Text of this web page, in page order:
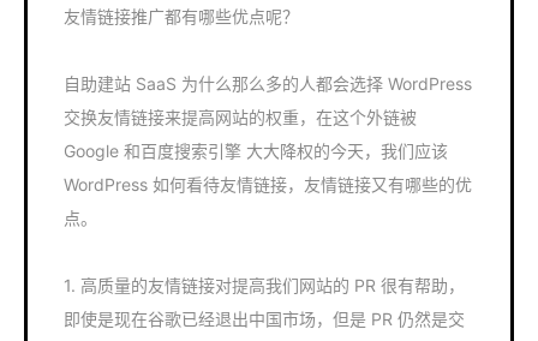
友情链接推广都有哪些优点呢？
自助建站 SaaS 为什么那么多的人都会选择 WordPress
交换友情链接来提高网站的权重，在这个外链被
Google 和百度搜索引擎 大大降权的今天，我们应该
WordPress 如何看待友情链接，友情链接又有哪些的优
点。
1. 高质量的友情链接对提高我们网站的 PR 很有帮助，
即使是现在谷歌已经退出中国市场，但是 PR 仍然是交